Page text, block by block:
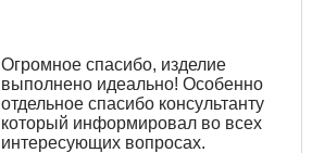
Огромное спасибо, изделие
выполнено идеально! Особенно
отдельное спасибо консультанту
который информировал во всех
интересующих вопросах.